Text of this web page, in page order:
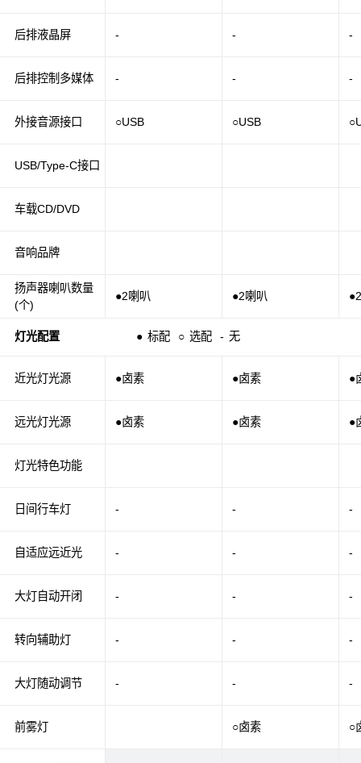
后排液晶屏
后排控制多媒体
外接音源接口
USB/Type-C接口
车载CD/DVD
音响品牌
扬声器喇叭数量
(个)
灯光配置 ● 标配 ○ 选配 - 无
近光灯光源
远光灯光源
灯光特色功能
日间行车灯
自适应远近光
大灯自动开闭
转向辅助灯
大灯随动调节
前雾灯
- - -
- - -
○USB ○USB
●2喇叭 ●2喇叭
●卤素 ●卤素 ●
●卤素 ●卤素 ●
- - -
- - -
- - -
- - -
- - -
○卤素 ○